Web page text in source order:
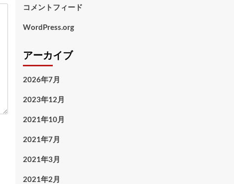
コメントフィード
WordPress.org
アーカイブ
2026年7月
2023年12月
2021年10月
2021年7月
2021年3月
2021年2月